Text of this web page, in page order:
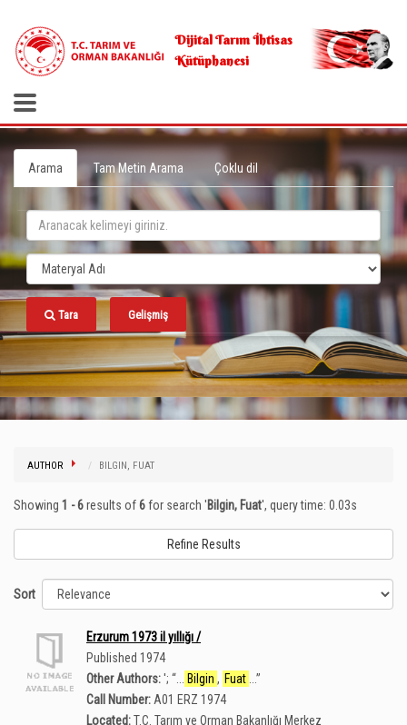
Dijital Tarım İhtisas
Kütüphanesi
Arama Tam Metin Arama Çoklu dil
Tara Gelişmiş
AUTHOR BILGIN, FUAT
Showing 1 - 6results of6for search 'Bilgin, Fuat', query time: 0.03s
Refine Results
Sort
Erzurum 1973 il yıllığı /
Published 1974
Other Authors:'; “ Bilgin , Fuat ...”
Call Number: A01 ERZ 1974
Located:T.C. Tarım ve Orman Bakanlığı Merkez